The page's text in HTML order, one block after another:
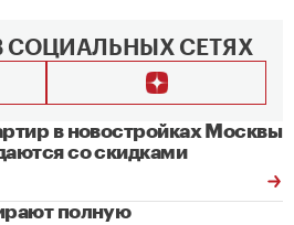
СОЦИАЛЬНЫХ СЕТЯХ
в новостройках Москвы
со скидками
полную